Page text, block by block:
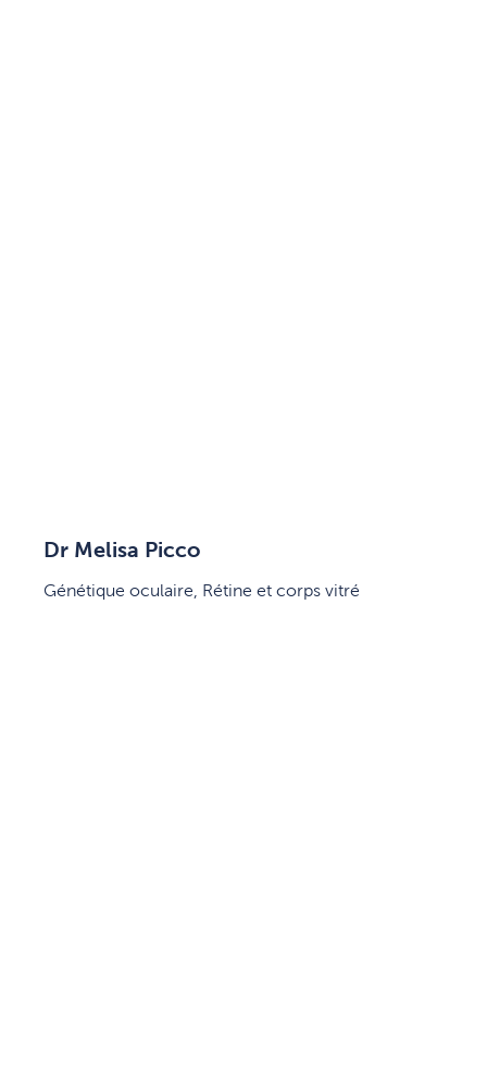
Dr Melisa Picco
Génétique oculaire, Rétine et corps vitré